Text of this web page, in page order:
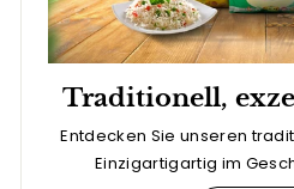
Traditionell,
Entdecken Sie unseren
Einzigartigartig im